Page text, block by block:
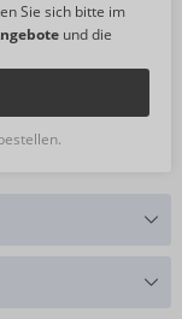
Sie sich bitte im
und die